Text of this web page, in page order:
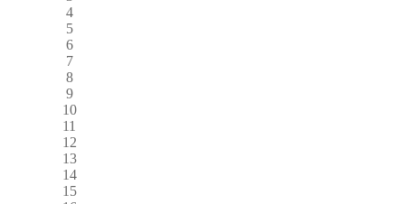
4
5
6
7
8
9
10
11
12
13
14
15